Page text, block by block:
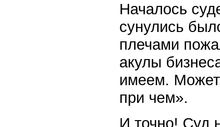
Началось
сунулись
плечами
акулы
имеем.
при чем».
И точно! Суд